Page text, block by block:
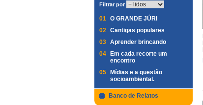
Filtrar por
01 O GRANDE JÚRI
02 Cantigas populares
03 Aprender brincando
04
Em cada recorte um
encontro
05
Mídias e a questão
socioambiental.
Banco de Relatos